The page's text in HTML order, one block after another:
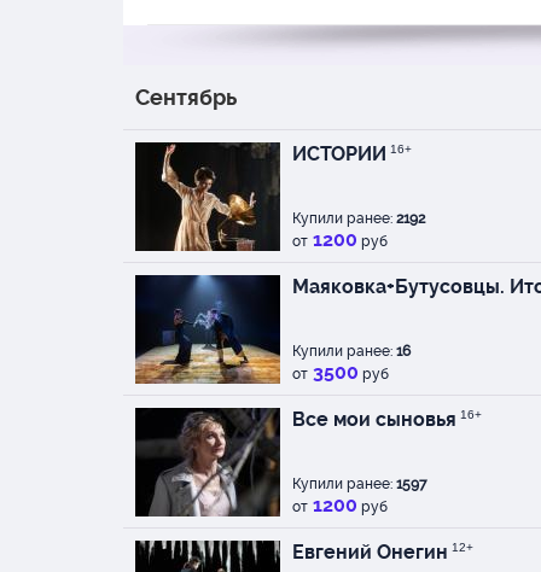
Сентябрь
ИСТОРИИ 16+
Купили ранее: 2192
от 1200 руб
Маяковка+Бутусовцы.
Купили ранее: 16
от 3500 руб
Все мои сыновья 16+
Купили ранее: 1597
от 1200 руб
Евгений Онегин 12+